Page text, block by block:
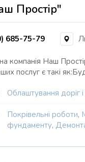
Простір"
685-75-79
компанія Наш
послуг є такі
Облаштування доріг і
Покрівельні роботи,
фундаменту,